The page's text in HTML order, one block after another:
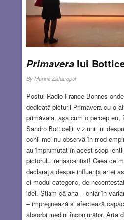
Primaveralui
By Marina Zaharopol
Postul Radio France-Bonnes
dedicată picturii Primavera cu o
primăvara, aşa cum o percep eu,
Sandro Botticelli, viziunii lui
ochii mei nu observă în mod
au împrumutat în acest scop
pictorului renascentist! Ceea ce
declaraţia despre influenţa artei
ci modul categoric, de
idei. Ştiam că arta – chiar în
– impregnează și afectează
absorbi mediul înconjurător. Arta